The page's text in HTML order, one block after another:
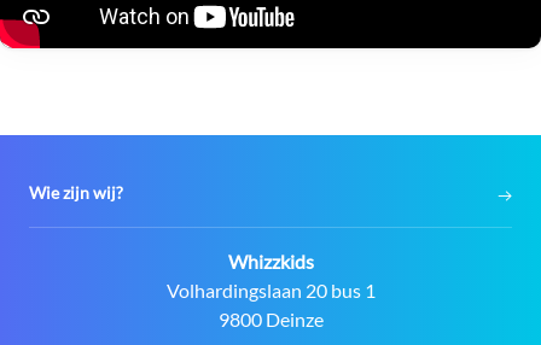
Wie zijn wij?
Contact:
Whizzkids
Adres:
Volhardingslaan 20 bus 1
9800 Deinze